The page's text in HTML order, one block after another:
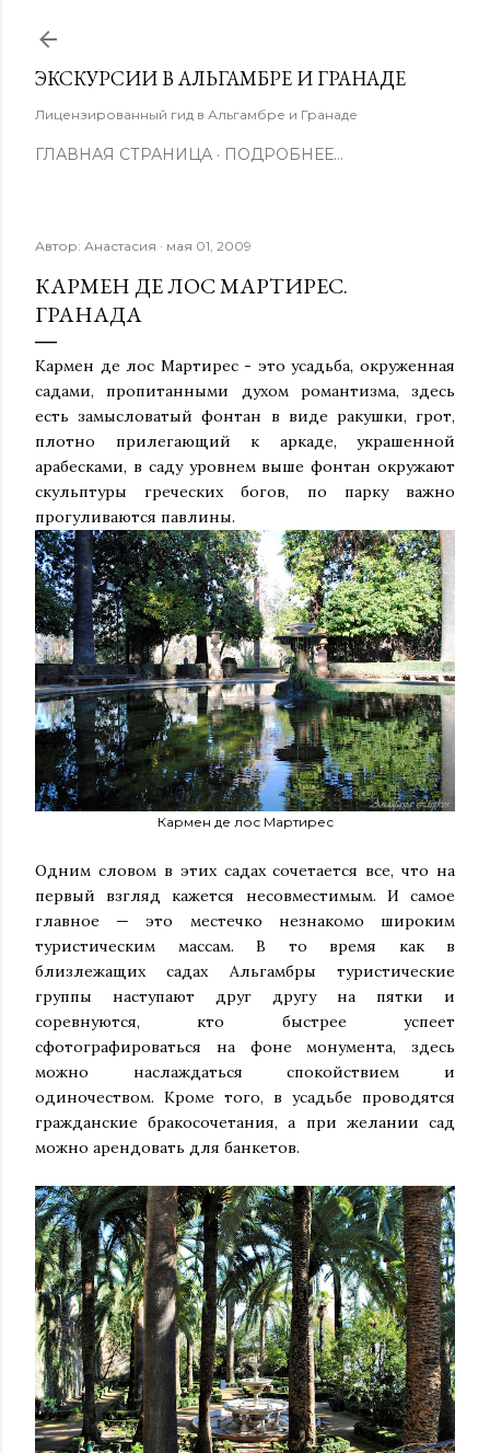
ЭКСКУРСИИ В АЛЬГАМБРЕ И ГРАНАДЕ
Лицензированный гид в Альгамбре и Гранаде
ГЛАВНАЯ СТРАНИЦА ПОДРОБНЕЕ…
Автор: Анастасия мая 01, 2009
КАРМЕН ДЕ ЛОС МАРТИРЕС.
ГРАНАДА
Кармен де лос Мартирес - это усадьба, окруженная
садами, пропитанными духом романтизма, здесь
есть замысловатый фонтан в виде ракушки, грот,
плотно прилегающий к аркаде, украшенной
арабесками, в саду уровнем выше фонтан окружают
скульптуры греческих богов, по парку важно
прогуливаются павлины.
Кармен де лос Мартирес
Одним словом в этих садах сочетается все, что на
первый взгляд кажется несовместимым. И самое
главное — это местечко незнакомо широким
туристическим массам. В то время как в
близлежащих садах Альгамбры туристические
группы наступают друг другу на пятки и
соревнуются, кто быстрее успеет
сфотографироваться на фоне монумента, здесь
можно наслаждаться спокойствием и
одиночеством. Кроме того, в усадьбе проводятся
гражданские бракосочетания, а при желании сад
можно арендовать для банкетов.